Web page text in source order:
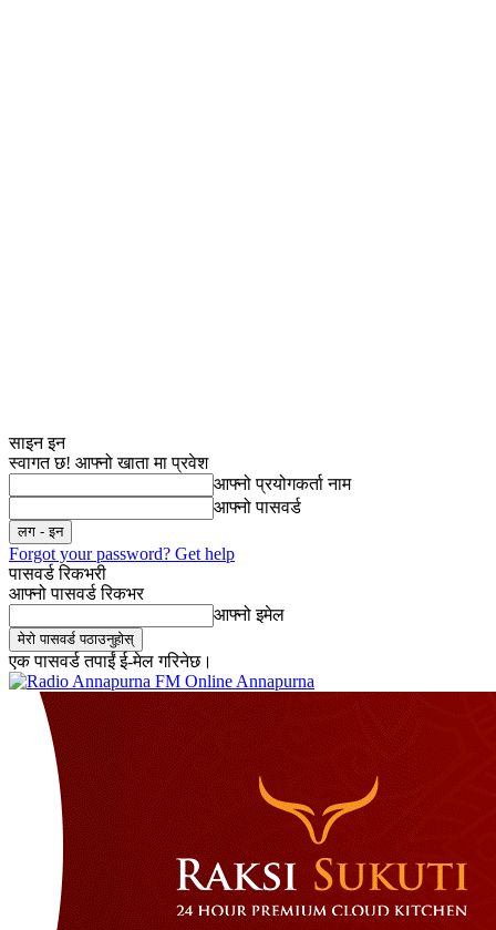
साइन इन
स्वागत छ! आफ्नो खाता मा प्रवेश
आफ्नो प्रयोगकर्ता नाम
आफ्नो पासवर्ड
Forgot your password? Get help
पासवर्ड रिकभरी
आफ्नो पासवर्ड रिकभर
आफ्नो इमेल
एक पासवर्ड तपाईं ई-मेल गरिनेछ।
Online Annapurna